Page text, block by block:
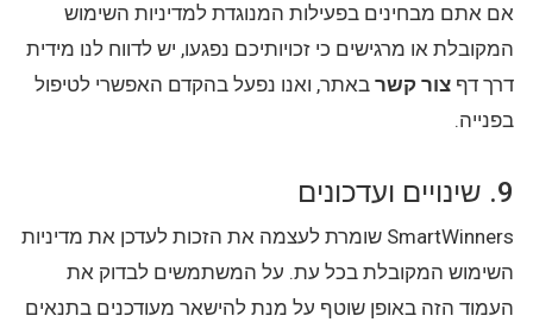
אם אתם מבחינים בפעילות המנוגדת למדיניות השימוש
המקובלת או מרגישים כי זכויותיכם נפגעו, יש לדווח לנו מידית
דרך דף צור קשר באתר, ואנו נפעל בהקדם האפשרי לטיפול
בפנייה.
9. שינויים ועדכונים
SmartWinners שומרת לעצמה את הזכות לעדכן את מדיניות
השימוש המקובלת בכל עת. על המשתמשים לבדוק את
העמוד הזה באופן שוטף על מנת להישאר מעודכנים בתנאים